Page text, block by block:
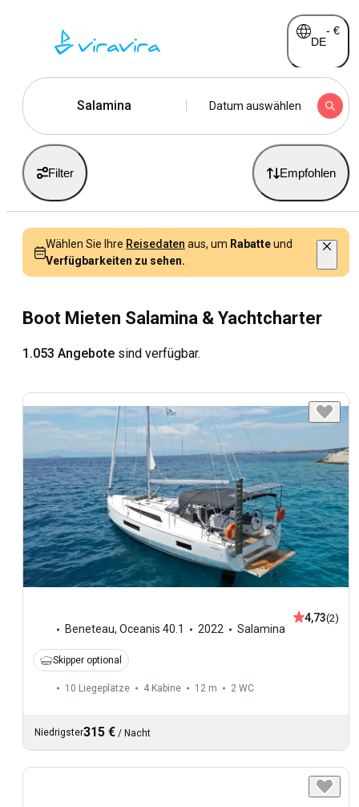
DE
- €
Salamina Datum auswählen
Filter Empfohlen
Wählen Sie Ihre Reisedaten aus, um Rabatteund
Verfügbarkeiten zu sehen.
Boot Mieten Salamina & Yachtcharter
1.053 Angebote sind verfügbar.
Beneteau, Oceanis 40.1 2022 Salamina
4,73(2)
Skipper optional
10 Liegeplätze 4 Kabine 12 m 2 WC
Niedrigster315 € / Nacht